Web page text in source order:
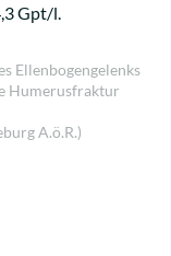
Gpt/l.
Ellenbogengelenks
Humerusfraktur
A.ö.R.)